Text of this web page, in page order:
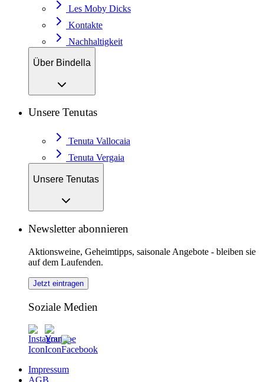
Les Moby Dicks
Kontakte
Nachhaltigkeit
Über Bindella
Unsere Tenutas
Tenuta Vallocaia
Tenuta Vergaia
Unsere Tenutas
Newsletter abonnieren
Aktionsweine, Geheimtipps, saisonale Angebote - bleiben sie
auf dem Laufenden.
Jetzt eintragen
Soziale Medien
Impressum